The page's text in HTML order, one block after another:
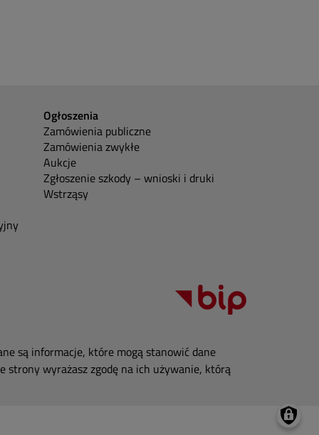
Ogłoszenia
Zamówienia publiczne
Zamówienia zwykłe
Aukcje
Zgłoszenie szkody – wnioski i druki
Wstrząsy
są informacje, które mogą stanowić dane
strony wyrażasz zgodę na ich używanie, którą